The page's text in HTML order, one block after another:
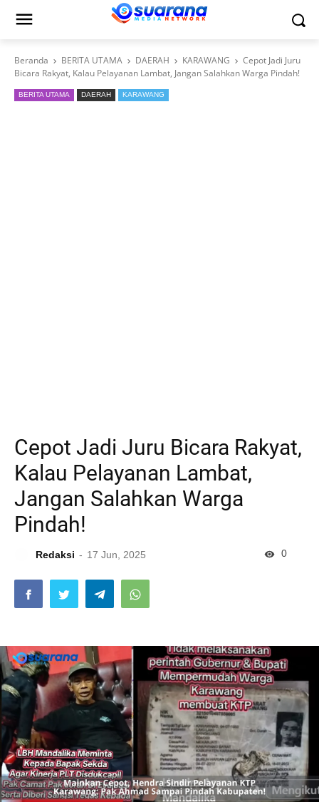
Beranda BERITA UTAMA DAERAH KARAWANG
Cepot Jadi Juru
Bicara Rakyat, Kalau Pelayanan Lambat, Jangan Salahkan Warga Pindah!
BERITA UTAMA DAERAH KARAWANG
Cepot Jadi Juru Bicara Rakyat,
Kalau Pelayanan Lambat,
Jangan Salahkan Warga
Pindah!
Redaksi 17 Jun, 2025 0